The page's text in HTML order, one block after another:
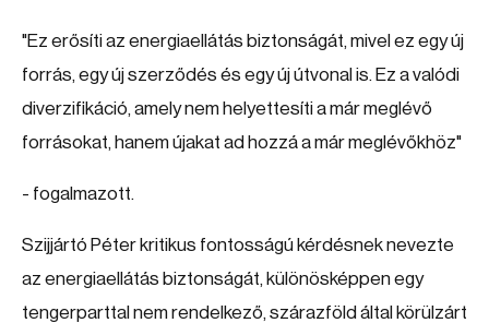
"Ez erősíti az energiaellátás biztonságát, mivel ez egy új
forrás, egy új szerződés és egy új útvonal is. Ez a valódi
diverzifikáció, amely nem helyettesíti a már meglévő
forrásokat, hanem újakat ad hozzá a már meglévőkhöz"
- fogalmazott.
Szijjártó Péter kritikus fontosságú kérdésnek nevezte
az energiaellátás biztonságát, különösképpen egy
tengerparttal nem rendelkező, szárazföld által körülzárt